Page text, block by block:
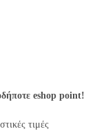
eshop point!
τιμές